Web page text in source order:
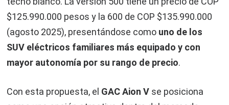
$125.990.000 pesos y la 600 de COP $135.990.000
(agosto 2025), presentándose como uno de los
SUV eléctricos familiares más equipado y con
mayor autonomía por su rango de precio.
Con esta propuesta, el GAC Aion V se posiciona